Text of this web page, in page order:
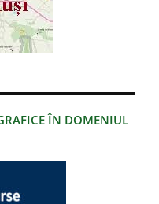
ÎN DOMENIUL